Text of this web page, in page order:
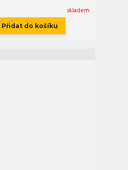
skladem
Přidat do košíku